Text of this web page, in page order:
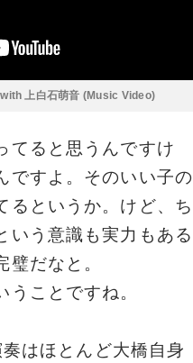
上白石萌音 (Music Video)
てると思うんですけ
ですよ。そのいい子の
るというか。けど、ち
いう意識も実力もある
璧だなと。
うことですね。
はほとんど大橋自身